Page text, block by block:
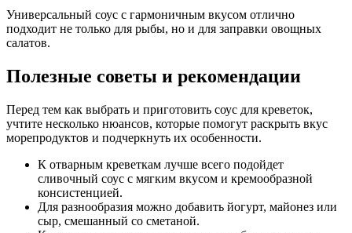
Универсальный соус с гармоничным вкусом отлично
подходит не только для рыбы, но и для заправки овощных
салатов.
Полезные советы и рекомендации
Перед тем как выбрать и приготовить соус для креветок,
учтите несколько нюансов, которые помогут раскрыть вкус
морепродуктов и подчеркнуть их особенности.
К отварным креветкам лучше всего подойдет
сливочный соус с мягким вкусом и кремообразной
консистенцией.
Для разнообразия можно добавить йогурт, майонез или
сыр, смешанный со сметаной.